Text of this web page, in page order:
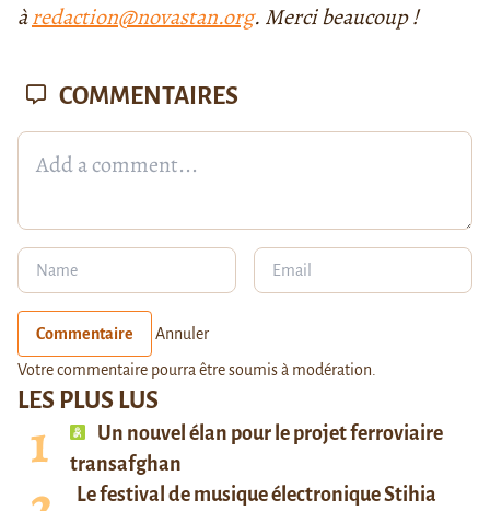
àredaction@novastan.org. Merci beaucoup !
LES PLUS LUS
Un nouvel élan pour le projet ferroviaire
transafghan
Le festival de musique électronique Stihia
COMMENTAIRES
Commentaire Annuler
Votre commentaire pourra être soumis à modération.